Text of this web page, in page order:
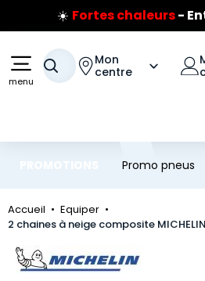
Aller au contenu principal
Aller à la navigation
☀️ Fortes chaleurs-
Prix coûtant pneus
Jusqu'à 120€ remboursés sur
menu
Votre recherche
Mon
centre
Promo pneus
Accueil
Equiper
2 chaines à neige composite
Marque